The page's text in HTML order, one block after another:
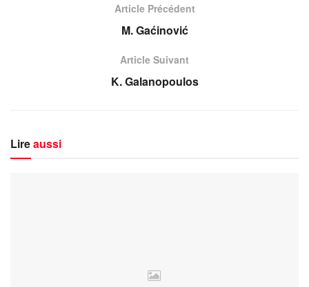
Article Précédent
M. Gaćinović
Article Suivant
K. Galanopoulos
Lireaussi